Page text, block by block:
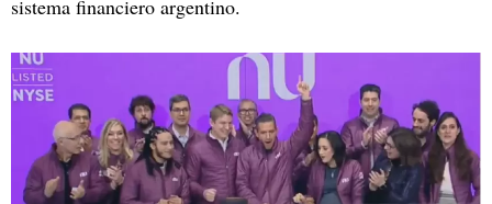
sistema financiero argentino.